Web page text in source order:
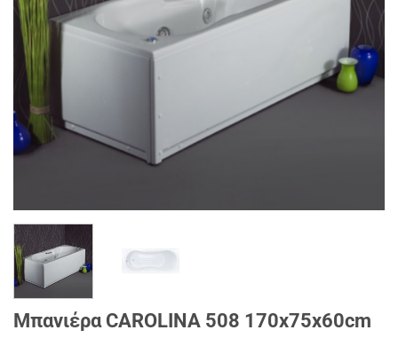
Μπανιέρα CAROLINA 508 170x75x60cm